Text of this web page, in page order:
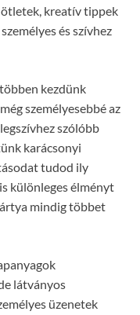
kreatív tippek
és szívhez
kezdünk
személyesebbé az
szólóbb
karácsonyi
tudod ily
különleges élményt
mindig többet
látványos
üzenetek